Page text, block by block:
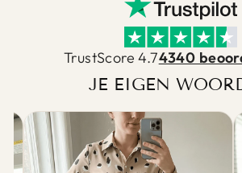
TrustScore 4.74340
JE EIGEN